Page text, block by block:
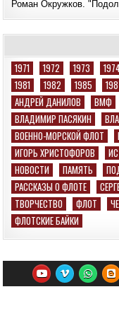
Роман Окружков.
1971 1972 1973
1981
1982 1985
АНДРЕЙ ДАНИЛОВ
ВМФ
ВЛАДИМИР ПАСЯКИН
ВОЕННО-МОРСКОЙ ФЛОТ
ИГОРЬ ХРИСТОФОРОВ
НОВОСТИ
ПАМЯТЬ
РАССКАЗЫ О ФЛОТЕ
ТВОРЧЕСТВО
ФЛОТ
ФЛОТСКИЕ БАЙКИ